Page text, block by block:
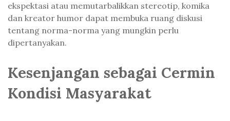
ekspektasi atau memutarbalikkan stereotip, komika
dan kreator humor dapat membuka ruang diskusi
tentang norma-norma yang mungkin perlu
dipertanyakan.
Kesenjangan sebagai Cermin
Kondisi Masyarakat